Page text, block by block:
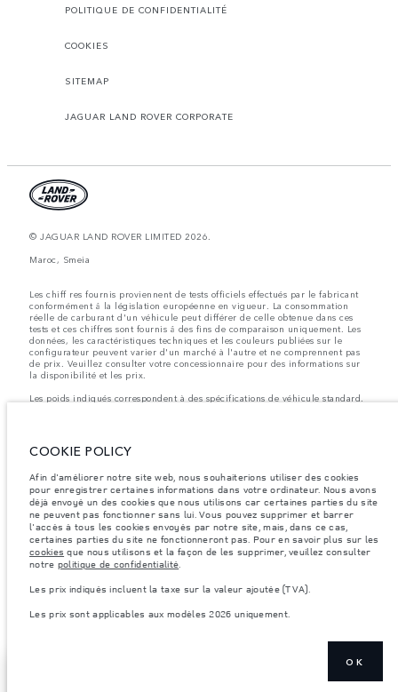
POLITIQUE DE CONFIDENTIALITÉ
COOKIES
SITEMAP
JAGUAR LAND ROVER CORPORATE
© JAGUAR LAND ROVER LIMITED 2026.
Maroc, Smeia
Les chiff res fournis proviennent de tests officiels effectués par le fabricant
conformément å la législation européenne en vigueur. La consommation
réelle de carburant d'un véhicule peut différer de celle obtenue dans ces
tests et ces chiffres sont fournis å des fins de comparaison uniquement. Les
données, les caractéristiques techniques et les couleurs publiées sur le
configurateur peuvent varier d'un marché à l'autre et ne comprennent pas
de prix. Veuillez consulter votre concessionnaire pour des informations sur
la disponibilité et les prix.
Les poids indiqués correspondent à des spécifications de véhicule standard.
dépassés lorsque vous chargez des accessoires, des occupants, des liquides
et des carburants.
Remarque importante sur les images et les spécifications.La pénurie
mondiale de semi-conducteurs affecte actuellement les spécifications de
construction des véhicules, la disponibilité des options et les délais de
construction. Cette situation s’avère très fluctuante, et par conséquent, les
images utilisées actuellement sur le site Web peuvent ne pas refléter
entièrement les spécifications actuelles en ce qui concerne les
caractéristiques, les options, les finitions et les combinaisons de couleurs.
Veuillez consulter votre concessionnaire pour avoir confirmation des
restrictions actuelles et faire un choix éclairé
Les prix sont applicables uniquement aux modèles produit en 2026.
COOKIE POLICY
Afin d'améliorer notre site web, nous souhaiterions utiliser des cookies
pour enregistrer certaines informations dans votre ordinateur. Nous avons
déjà envoyé un des cookies que nous utilisons car certaines parties du site
ne peuvent pas fonctionner sans lui. Vous pouvez supprimer et barrer
l'accès à tous les cookies envoyés par notre site, mais, dans ce cas,
certaines parties du site ne fonctionneront pas. Pour en savoir plus sur les
cookies que nous utilisons et la façon de les supprimer, veuillez consulter
notre politique de confidentialité.
Les prix indiqués incluent la taxe sur la valeur ajoutée (TVA).
Les prix sont applicables aux modèles 2026 uniquement.
OK